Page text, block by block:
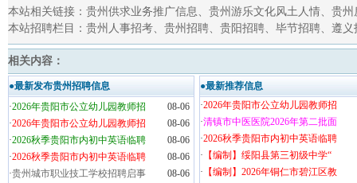
本站相关链接： 贵州供求业务推广信息 、 贵州游乐文化风土人情、 贵州
本站招聘栏目： 贵州人事招考、 贵州招聘、 贵阳招聘、 毕节招聘、 遵义
相关内容：
●最新发布贵州招聘信息
·2026年贵阳市公立幼儿园教师招
08-06
·2026年贵阳市公立幼儿园教师招
08-06
·2026秋季贵阳市内初中英语临聘
08-06
·2026秋季贵阳市内初中英语临聘
08-06
·贵州城市职业技工学校招聘启事
08-06
●最新推荐信息
·2026年贵阳市公立幼儿园教师招
·清镇市中医医院2026年第二批面
·2026秋季贵阳市内初中英语临聘
· 【编制】绥阳县第三初级中学“
· 【编制】2026年铜仁市碧江区教